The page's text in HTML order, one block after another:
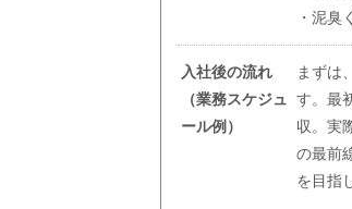
・泥臭
入社後の流れ
（業務スケジュ
ール例）
まずは
す。最
収。実
の最前
を目指